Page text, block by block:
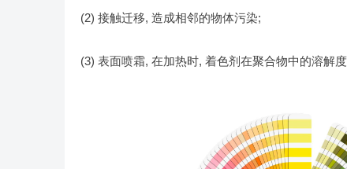
(2) 接触迁移, 造成相邻的物体污染;
(3) 表面喷霜, 在加热时, 着色剂在聚合物中的溶解